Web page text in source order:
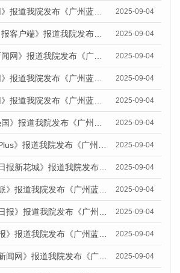
9月1日《海外网》报道我院发布《广州蓝皮书：广州文化产业发展报告（2025）》的媒体文章 2025-09-04
9月1日《人民日报客户端》报道我院发布《广州蓝皮书：广州文化产业发展报告（2025）》的媒体文章 2025-09-04
9月1日《中国新闻网》报道我院发布《广州蓝皮书：广州文化产业发展报告（2025）》的媒体文章 2025-09-04
9月1日《嬴商网》报道我院发布《广州蓝皮书：广州文化产业发展报告（2025）》的媒体文章 2025-09-04
9月1日《改革网》报道我院发布《广州蓝皮书：广州文化产业发展报告（2025）》的媒体文章 2025-09-04
9月1日《学习强国》报道我院发布《广州蓝皮书：广州国际商贸中心发展报告（2025）》的媒体文章 2025-09-04
8月29日《南方Plus》报道我院发布《广州蓝皮书：广州国际商贸中心发展报告（2025）》的媒体文章 2025-09-04
8月29日《广州日报新花城》报道我院发布《广州蓝皮书：广州国际商贸中心发展报告（2025）》的媒体文章 2025-09-04
8月29日《羊城派》报道我院发布《广州蓝皮书：广州国际商贸中心发展报告（2025）》的媒体文章 2025-09-04
8月29日《经济日报》报道我院发布《广州蓝皮书：广州国际商贸中心发展报告（2025）》的媒体文章 2025-09-04
8月29日《新快报》报道我院发布《广州蓝皮书：广州国际商贸中心发展报告（2025）》的媒体文章 2025-09-04
8月29日《中国新闻网》报道我院发布《广州蓝皮书：广州国际商贸中心发展报告（2025）》的媒体文章 2025-09-04